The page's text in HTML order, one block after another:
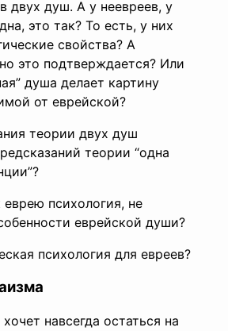
двух душ. А у неевреев, у
это так? То есть, у них
свойства? А
это подтверждается? Или
душа делает картину
от еврейской?
теории двух душ
теории “одна
психология, не
еврейской души?
психология для евреев?
навсегда остаться на